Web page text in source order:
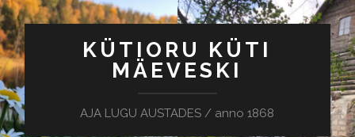
KÜTIORU KÜTI
MÄEVESKI
AJA LUGU AUSTADES / anno 1868